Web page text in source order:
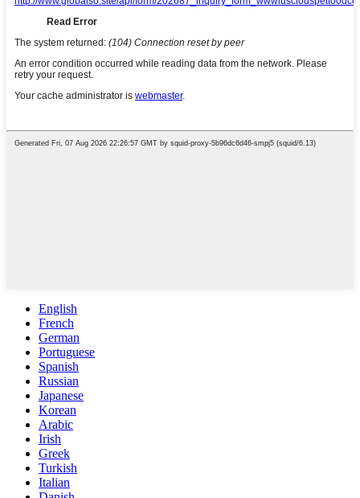
English
French
German
Portuguese
Spanish
Russian
Japanese
Korean
Arabic
Irish
Greek
Turkish
Italian